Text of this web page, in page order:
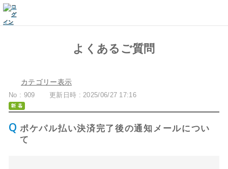
よくあるご質問
カテゴリー表示
No : 909 更新日時 : 2025/06/27 17:16
ポケパル払い決済完了後の通知メールについ
て